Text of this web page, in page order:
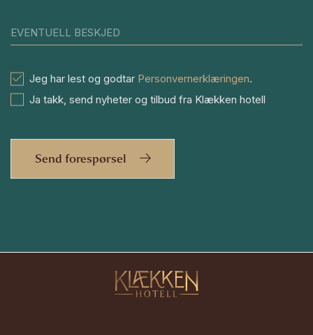
EVENTUELL BESKJED
Jeg har lest og godtar Personvernerklæringen.
Ja takk, send nyheter og tilbud fra Klækken hotell
Send forespørsel